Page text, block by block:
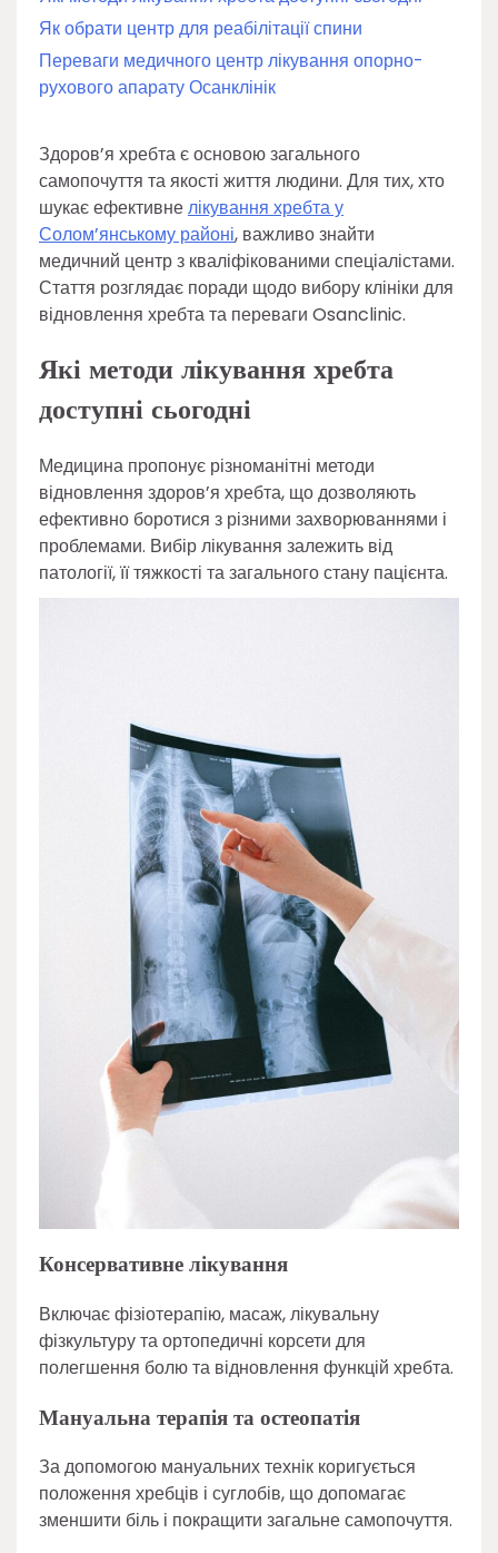
Як обрати центр для реабілітації спини
Переваги медичного центр лікування опорно-
рухового апарату Осанклінік
Здоров’я хребта є основою загального
самопочуття та якості життя людини. Для тих, хто
шукає ефективнелікування хребта у
Солом’янському районі, важливо знайти
медичний центр з кваліфікованими спеціалістами.
Стаття розглядає поради щодо вибору клініки для
відновлення хребта та переваги Osanclinic.
Які методи лікування хребта
доступні сьогодні
Медицина пропонує різноманітні методи
відновлення здоров’я хребта, що дозволяють
ефективно боротися з різними захворюваннями і
проблемами. Вибір лікування залежить від
патології, її тяжкості та загального стану пацієнта.
Консервативне лікування
Включає фізіотерапію, масаж, лікувальну
фізкультуру та ортопедичні корсети для
полегшення болю та відновлення функцій хребта.
Мануальна терапія та остеопатія
За допомогою мануальних технік коригується
положення хребців і суглобів, що допомагає
зменшити біль і покращити загальне самопочуття.